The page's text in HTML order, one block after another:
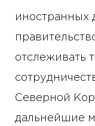
иностранных
отслеживать
Северной
дальнейшие